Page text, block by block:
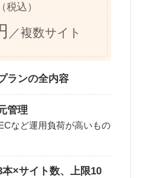
税込）
／複数サイト
ランの全内容
管理
など運用負荷が高いもの
×サイト数、上限10